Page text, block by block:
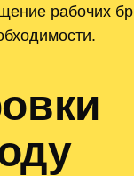
рабочих